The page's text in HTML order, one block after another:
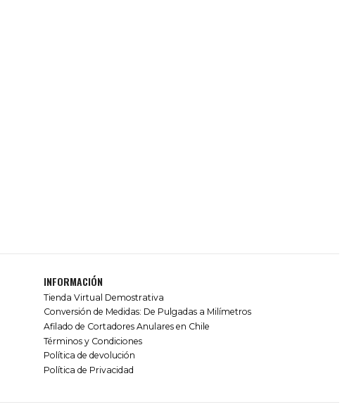
INFORMACIÓN
Tienda Virtual Demostrativa
Conversión de Medidas: De Pulgadas a Milímetros
Afilado de Cortadores Anulares en Chile
Términos y Condiciones
Política de devolución
Política de Privacidad